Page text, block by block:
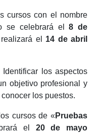
cursos con el nombre
se celebrará el8 de
el 14 de abril
los aspectos
objetivo profesional y
los puestos.
cursos de « Pruebas
el 20 de mayo